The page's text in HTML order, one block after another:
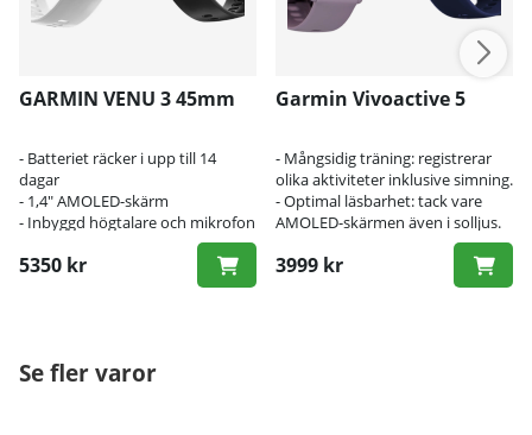
GARMIN VENU 3 45mm
- Batteriet räcker i upp till 14
dagar
- 1,4" AMOLED-skärm
- Inbyggd högtalare och mikrofon
5350 kr
Garmin Vivoactive 5
- Mångsidig träning: registrerar
olika aktiviteter inklusive simning.
- Optimal läsbarhet: tack vare
AMOLED-skärmen även i solljus.
- Hälsokontroll: pulsmätning,
sömnövervakning och
3999 kr
Se fler varor